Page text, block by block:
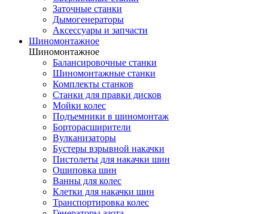
Заточные станки
Дымогенераторы
Аксессуары и запчасти
Шиномонтажное
Шиномонтажное
Балансировочные станки
Шиномонтажные станки
Комплекты станков
Станки для правки дисков
Мойки колес
Подъемники в шиномонтаж
Борторасширители
Вулканизаторы
Бустеры взрывной накачки
Пистолеты для накачки шин
Ошиповка шин
Ванны для колес
Клетки для накачки шин
Транспортировка колес